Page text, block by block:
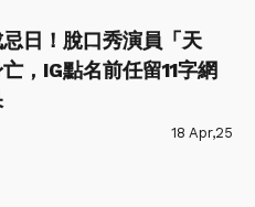
日！脫口秀演員「天
，IG點名前任留11字網
18 Apr,25